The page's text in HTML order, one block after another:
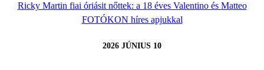
Ricky Martin fiai óriásit nőttek: a 18 éves Valentino és Matteo
FOTÓKON híres apjukkal
2026 JÚNIUS 10